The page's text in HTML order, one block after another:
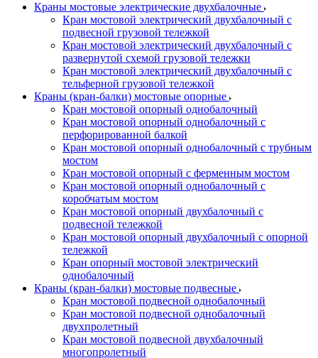
Краны мостовые электрические двухбалочные
Кран мостовой электрический двухбалочный с
подвесной грузовой тележкой
Кран мостовой электрический двухбалочный с
развернутой схемой грузовой тележки
Кран мостовой электрический двухбалочный с
тельферной грузовой тележкой
Краны (кран-балки) мостовые опорные
Кран мостовой опорный однобалочный
Кран мостовой опорный однобалочный с
перфорированной балкой
Кран мостовой опорный однобалочный с трубным
мостом
Кран мостовой опорный с ферменным мостом
Кран мостовой опорный однобалочный с
коробчатым мостом
Кран мостовой опорный двухбалочный с
подвесной тележкой
Кран мостовой опорный двухбалочный с опорной
тележкой
Кран опорный мостовой электрический
однобалочный
Краны (кран-балки) мостовые подвесные
Кран мостовой подвесной однобалочный
Кран мостовой подвесной однобалочный
двухпролетный
Кран мостовой подвесной двухбалочный
многопролетный